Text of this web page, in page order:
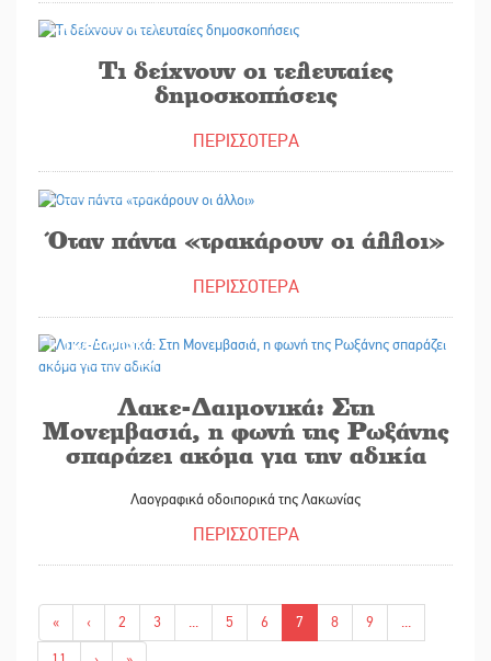
Τι δείχνουν οι τελευταίες
δημοσκοπήσεις
ΠΕΡΙΣΣΟΤΕΡΑ
Όταν πάντα «τρακάρουν οι άλλοι»
ΠΕΡΙΣΣΟΤΕΡΑ
16/05/2026
Λακε-Δαιμονικά: Στη
Μονεμβασιά, η φωνή της Ρωξάνης
σπαράζει ακόμα για την αδικία
Λαογραφικά οδοιπορικά της Λακωνίας
ΠΕΡΙΣΣΟΤΕΡΑ
« ‹ 2 3 ... 5 6 7 8 9
...